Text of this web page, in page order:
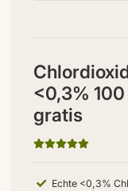
<0,3%
gratis
Echte <0,3%